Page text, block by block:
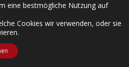
eine bestmögliche Nutzung auf
Cookies wir verwenden, oder sie